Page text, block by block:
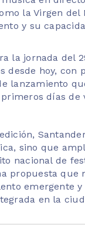
la Virgen del
y su
la jornada del
desde hoy, con
lanzamiento
días de
sino que
nacional de
propuesta que
emergente
en la